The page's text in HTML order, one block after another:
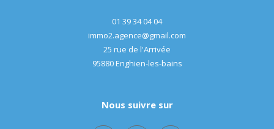
01 39 34 04 04
immo2.agence@gmail.com
25 rue de l'Arrivée
95880 enghien-les-bains
Nous suivre sur